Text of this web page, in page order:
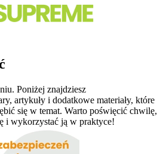
Poniżej znajdziesz
artykuły i dodatkowe materiały, które
się w temat. Warto poświęcić chwilę,
i wykorzystać ją w praktyce!